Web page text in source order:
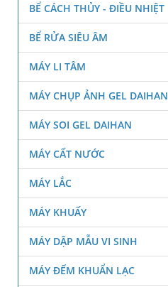
BỂ CÁCH THỦY - ĐIỀU NHIỆT
BỂ RỬA SIÊU ÂM
MÁY LI TÂM
MÁY CHỤP ẢNH GEL DAIHAN
MÁY SOI GEL DAIHAN
MÁY CẤT NƯỚC
MÁY LẮC
MÁY KHUẤY
MÁY DẬP MẪU VI SINH
MÁY ĐẾM KHUẨN LẠC